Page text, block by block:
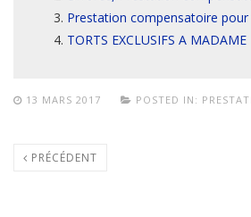
Prestation compensatoire
TORTS EXCLUSIFS A MADAME
13 MARS 2017 POSTED IN:
PRÉCÉDENT